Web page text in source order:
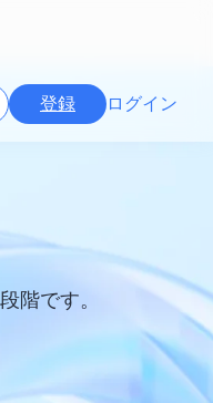
登録 ログイン
階です。